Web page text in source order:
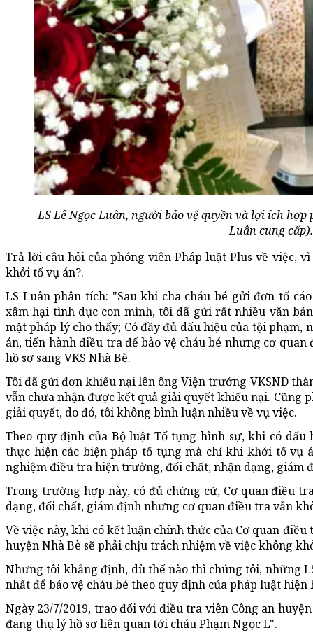
LS Lê Ngọc Luân, người bảo vệ quyền và lợi ích hợp
Luân cung cấp).
Trả lời câu hỏi của phóng viên Pháp luật Plus về việc,
khởi tố vụ án?.
LS Luân phân tích: "Sau khi cha cháu bé gửi đơn tố
xâm hại tình dục con mình, tôi đã gửi rất nhiều văn
mặt pháp lý cho thấy; Có đầy đủ dấu hiệu của tội
án, tiến hành điều tra để bảo vệ cháu bé nhưng cơ
hồ sơ sang VKS Nhà Bè.
Tôi đã gửi đơn khiếu nại lên ông Viện trưởng VKSND
vẫn chưa nhận được kết quả giải quyết khiếu nại. Cũng
giải quyết, do đó, tôi không bình luận nhiều về vụ việc.
Theo quy định của Bộ luật Tố tụng hình sự, khi có
thực hiện các biện pháp tố tụng mà chỉ khi khởi tố vụ
nghiệm điều tra hiện trường, đối chất, nhận dạng, giám
Trong trường hợp này, có đủ chứng cứ, Cơ quan điều
dạng, đối chất, giám định nhưng cơ quan điều tra vẫn
Về việc này, khi có kết luận chính thức của Cơ quan
huyện Nhà Bè sẽ phải chịu trách nhiệm về việc không
Nhưng tôi khẳng định, dù thế nào thì chúng tôi, những
nhất để bảo vệ cháu bé theo quy định của pháp luật hiện
Ngày 23/7/2019, trao đổi với điều tra viên Công an
đang thụ lý hồ sơ liên quan tới cháu Phạm Ngọc L".